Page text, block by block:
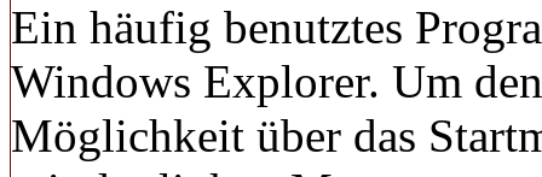
Ein häufig benutztes
Windows Explorer. Um
Möglichkeit über das